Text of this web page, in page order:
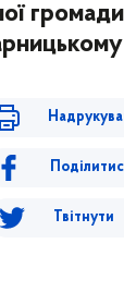
Твітнути